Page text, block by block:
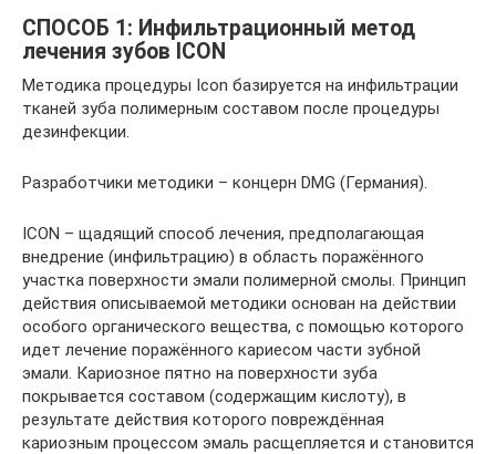
СПОСОБ 1: Инфильтрационный метод
лечения зубов ICON
Методика процедуры Icon базируется на инфильтрации
тканей зуба полимерным составом после процедуры
дезинфекции.
Разработчики методики – концерн DMG (Германия).
ICON – щадящий способ лечения, предполагающая
внедрение (инфильтрацию) в область поражённого
участка поверхности эмали полимерной смолы. Принцип
действия описываемой методики основан на действии
особого органического вещества, с помощью которого
идет лечение поражённого кариесом части зубной
эмали. Кариозное пятно на поверхности зуба
покрывается составом (содержащим кислоту), в
результате действия которого повреждённая
кариозным процессом эмаль расщепляется и становится